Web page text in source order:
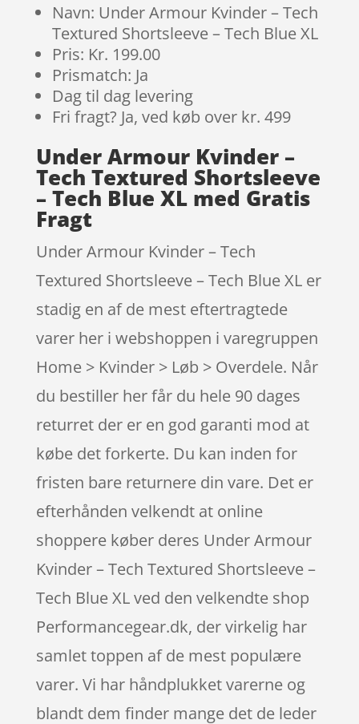
Navn: Under Armour Kvinder – Tech
Textured Shortsleeve – Tech Blue XL
Pris: Kr. 199.00
Prismatch: Ja
Dag til dag levering
Fri fragt? Ja, ved køb over kr. 499
Under Armour Kvinder –
Tech Textured Shortsleeve
– Tech Blue XL med Gratis
Fragt
Under Armour Kvinder – Tech
Textured Shortsleeve – Tech Blue XL er
stadig en af de mest eftertragtede
varer her i webshoppen i varegruppen
Home > Kvinder > Løb > Overdele. Når
du bestiller her får du hele 90 dages
returret der er en god garanti mod at
købe det forkerte. Du kan inden for
fristen bare returnere din vare. Det er
efterhånden velkendt at online
shoppere køber deres Under Armour
Kvinder – Tech Textured Shortsleeve –
Tech Blue XL ved den velkendte shop
Performancegear.dk, der virkelig har
samlet toppen af de mest populære
varer. Vi har håndplukket varerne og
blandt dem finder mange det de leder